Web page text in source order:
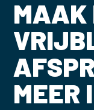
MAAK
MEER